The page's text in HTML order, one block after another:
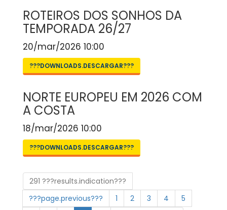
ROTEIROS DOS SONHOS DA
TEMPORADA 26/27
20/mar/2026 10:00
???DOWNLOADS.DESCARGAR???
NORTE EUROPEU EM 2026 COM
A COSTA
18/mar/2026 10:00
???DOWNLOADS.DESCARGAR???
291 ???results.indication???
???page.previous???
1 2 3 4
5